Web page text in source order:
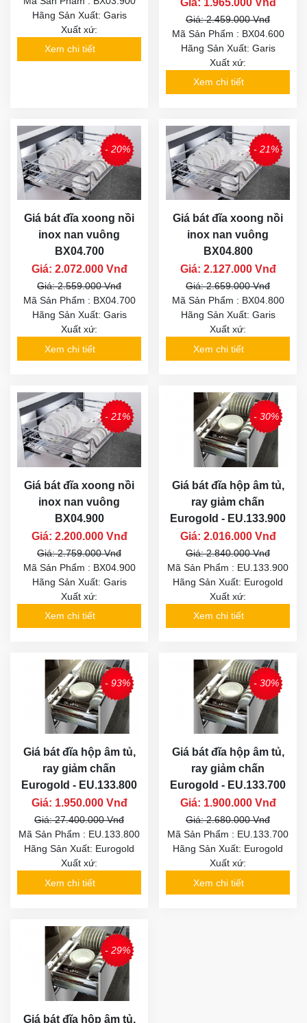
Hãng Sản Xuất: Garis
Xuất xứ:
Xem chi tiết
Giá: 2.459.000 Vnđ
Mã Sản Phẩm : BX04.600
Hãng Sản Xuất: Garis
Xuất xứ:
Xem chi tiết
- 20%
Giá bát đĩa xoong nồi
inox nan vuông
BX04.700
Giá: 2.072.000 Vnđ
Giá: 2.559.000 Vnđ
Mã Sản Phẩm : BX04.700
Hãng Sản Xuất: Garis
Xuất xứ:
Xem chi tiết
- 21%
Giá bát đĩa xoong nồi
inox nan vuông
BX04.800
Giá: 2.127.000 Vnđ
Giá: 2.659.000 Vnđ
Mã Sản Phẩm : BX04.800
Hãng Sản Xuất: Garis
Xuất xứ:
Xem chi tiết
- 21%
Giá bát đĩa xoong nồi
inox nan vuông
BX04.900
Giá: 2.200.000 Vnđ
Giá: 2.759.000 Vnđ
Mã Sản Phẩm : BX04.900
Hãng Sản Xuất: Garis
Xuất xứ:
Xem chi tiết
- 30%
Giá bát đĩa hộp âm tủ,
ray giảm chấn
Eurogold - EU.133.900
Giá: 2.016.000 Vnđ
Giá: 2.840.000 Vnđ
Mã Sản Phẩm : EU.133.900
Hãng Sản Xuất: Eurogold
Xuất xứ:
Xem chi tiết
- 93%
Giá bát đĩa hộp âm tủ,
ray giảm chấn
Eurogold - EU.133.800
Giá: 1.950.000 Vnđ
Giá: 27.400.000 Vnđ
Mã Sản Phẩm : EU.133.800
Hãng Sản Xuất: Eurogold
Xuất xứ:
Xem chi tiết
- 30%
Giá bát đĩa hộp âm tủ,
ray giảm chấn
Eurogold - EU.133.700
Giá: 1.900.000 Vnđ
Giá: 2.680.000 Vnđ
Mã Sản Phẩm : EU.133.700
Hãng Sản Xuất: Eurogold
Xuất xứ:
Xem chi tiết
- 29%
Giá bát đĩa hộp âm tủ,